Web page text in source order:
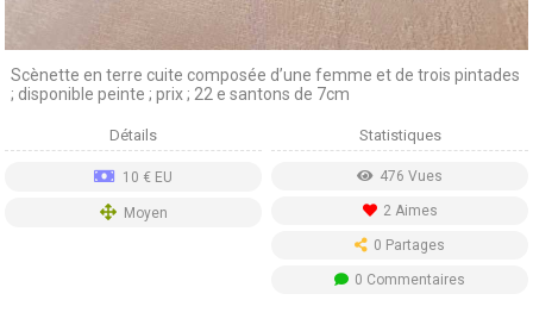
Scènette en terre cuite composée d’une femme et de trois pintades
; disponible peinte ; prix ; 22 e santons de 7cm
Détails
10 € EU
Moyen
Statistiques
476 Vues
2 Aimes
0 Partages
0 Commentaires